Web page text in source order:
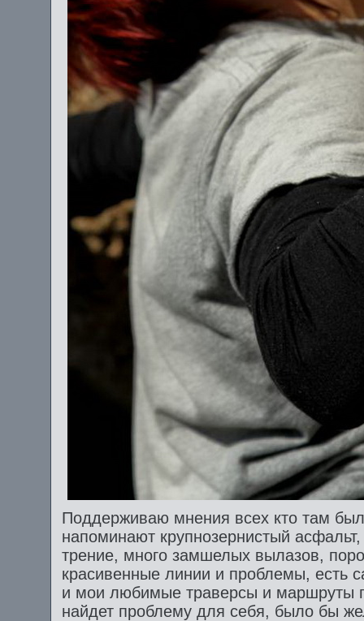
Поддерживаю мнения всех кто там
напоминают крупнозернистый
трение, много замшелых вылазов,
красивенные линии и проблемы, есть
и мои любимые траверсы и маршруты
найдет проблему для себя, было бы